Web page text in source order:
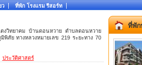
ว ที่พัก โรงแรม รีสอร์ท
ที่พัก
งวิทยาคม บ้านดอนหวาย ตำบลดอนหวาย
พิสัย ทางหลวงหมายเลข 219 ระยะทาง 70
ประวัติศาสตร์